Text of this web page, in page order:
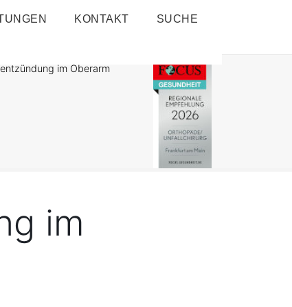
KONTAKT SUCHE
im Oberarm
im